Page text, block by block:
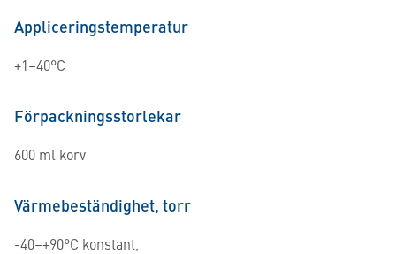
Appliceringstemperatur
+1–40°C
Förpackningsstorlekar
600 ml korv
Värmebeständighet, torr
-40–+90°C konstant,